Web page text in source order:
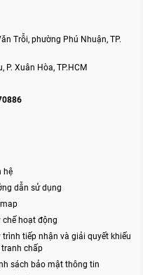
Trỗi, phường Phú Nhuận, TP.
Xuân Hòa, TP.HCM
hệ
dẫn sử dụng
chế hoạt động
trình tiếp nhận và giải quyết khiếu
tranh chấp
sách bảo mật thông tin